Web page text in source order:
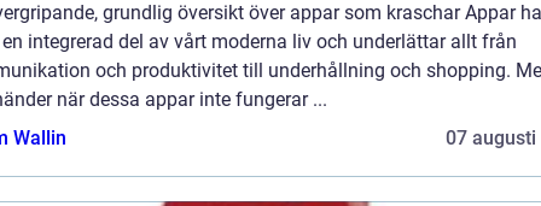
grundlig översikt över appar som kraschar Appar
integrerad del av vårt moderna liv och underlättar allt från
och produktivitet till underhållning och shopping.
när dessa appar inte fungerar ...
Wallin
07 augusti